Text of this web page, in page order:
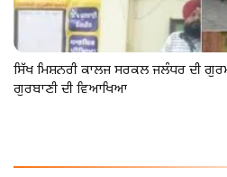
ਸਿੱਖ ਮਿਸ਼ਨਰੀ ਕਾਲਜ ਸਰਕਲ ਜਲੰਧਰ ਦੀ
ਗੁਰਬਾਣੀ ਦੀ ਵਿਆਖਿਆ